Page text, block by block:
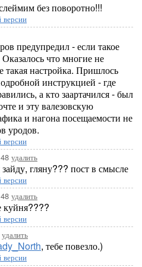
без поворотно!!!
предупредил - если такое
что многие не
такая настройка. Пришлось
инструкцией - где
а кто заартачился - был
и эту валезовскую
и нагона посещаемости не
уродов.
удалить
зайду, гляну??? пост в смысле
удалить
куйня????
удалить
, тебе повезло.)